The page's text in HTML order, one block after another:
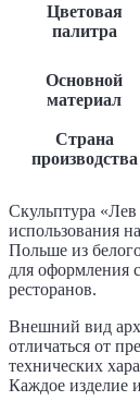
Цветовая
палитра
Основной
материал
Страна
производства
Скульптура «Лев
использования
Польше из
для оформления
ресторанов.
Внешний вид
отличаться от
технических
Каждое изделие